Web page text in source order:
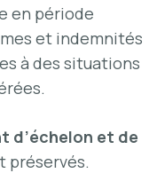
en période
et indemnités
à des situations
d’échelon et de
préservés.